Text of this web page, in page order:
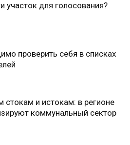
участок для голосования?
проверить себя в списках
стокам и истокам: в регионе
коммунальный сектор